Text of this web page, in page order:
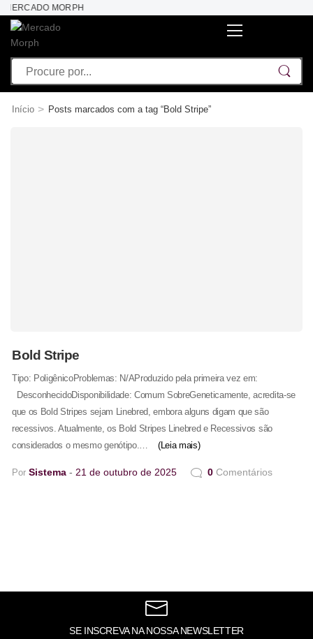
MORPH
Início > Posts marcados com a tag “Bold Stripe”
Bold Stripe
Tipo: PoligênicoProblemas: N/AProduzido pela primeira vez em:
DesconhecidoDisponibilidade: Comum SobreGeneticamente, acredita-se
que os Bold Stripes sejam Linebred, embora alguns digam que são
recessivos. Atualmente, os Bold Stripes Linebred e Recessivos são
considerados o mesmo genótipo.…
(Leia mais)
Por Sistema 21 de outubro de 2025 0 Comentários
SE INSCREVA NA NOSSA NEWSLETTER